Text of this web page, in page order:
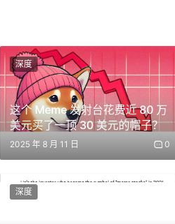
，那就是以开源的形式将其提供给全
的美国公司，它们基本上完全封
AI。OpenAI最初的设想是所有内
。事实上，它们甚至已经停止发布
这个 Meme 发射台花费近 80 万
美元买了一顶 30 美元的帽子？
2025 年 8 月 11 日 0
深度
深度